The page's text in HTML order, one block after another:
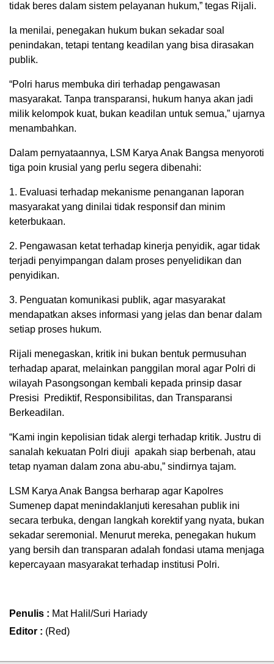
tidak beres dalam sistem pelayanan hukum,” tegas Rijali.
Ia menilai, penegakan hukum bukan sekadar soal
penindakan, tetapi tentang keadilan yang bisa dirasakan
publik.
“Polri harus membuka diri terhadap pengawasan
masyarakat. Tanpa transparansi, hukum hanya akan jadi
milik kelompok kuat, bukan keadilan untuk semua,” ujarnya
menambahkan.
Dalam pernyataannya, LSM Karya Anak Bangsa menyoroti
tiga poin krusial yang perlu segera dibenahi:
1. Evaluasi terhadap mekanisme penanganan laporan
masyarakat yang dinilai tidak responsif dan minim
keterbukaan.
2. Pengawasan ketat terhadap kinerja penyidik, agar tidak
terjadi penyimpangan dalam proses penyelidikan dan
penyidikan.
3. Penguatan komunikasi publik, agar masyarakat
mendapatkan akses informasi yang jelas dan benar dalam
setiap proses hukum.
Rijali menegaskan, kritik ini bukan bentuk permusuhan
terhadap aparat, melainkan panggilan moral agar Polri di
wilayah Pasongsongan kembali kepada prinsip dasar
Presisi Prediktif, Responsibilitas, dan Transparansi
Berkeadilan.
“Kami ingin kepolisian tidak alergi terhadap kritik. Justru di
sanalah kekuatan Polri diuji apakah siap berbenah, atau
tetap nyaman dalam zona abu-abu,” sindirnya tajam.
LSM Karya Anak Bangsa berharap agar Kapolres
Sumenep dapat menindaklanjuti keresahan publik ini
secara terbuka, dengan langkah korektif yang nyata, bukan
sekadar seremonial. Menurut mereka, penegakan hukum
yang bersih dan transparan adalah fondasi utama menjaga
kepercayaan masyarakat terhadap institusi Polri.
Penulis : Mat Halil/Suri Hariady
Editor : (Red)